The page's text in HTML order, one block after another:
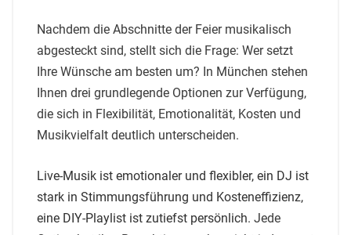
Nachdem die Abschnitte der Feier musikalisch
abgesteckt sind, stellt sich die Frage: Wer setzt
Ihre Wünsche am besten um? In München stehen
Ihnen drei grundlegende Optionen zur Verfügung,
die sich in Flexibilität, Emotionalität, Kosten und
Musikvielfalt deutlich unterscheiden.
Live-Musik ist emotionaler und flexibler, ein DJ ist
stark in Stimmungsführung und Kosteneffizienz,
eine DIY-Playlist ist zutiefst persönlich. Jede